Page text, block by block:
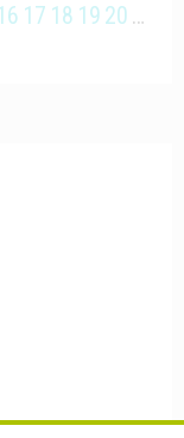
17 18 19 20 …